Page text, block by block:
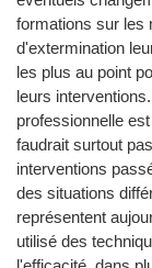
formations sur les
d'extermination
les plus au point
leurs
professionnelle
faudrait surtout
interventions
des situations
représentent
utilisé des